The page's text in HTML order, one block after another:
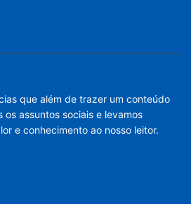
que além de trazer um conteúdo
os assuntos sociais e levamos
e conhecimento ao nosso leitor.